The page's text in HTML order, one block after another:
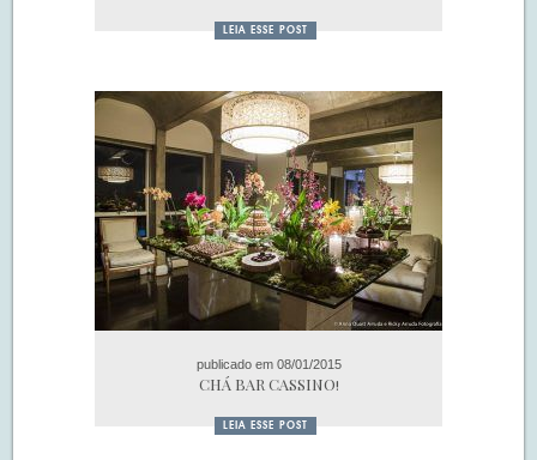
LEIA ESSE POST
publicado em 08/01/2015
CHÁ BAR CASSINO!
LEIA ESSE POST